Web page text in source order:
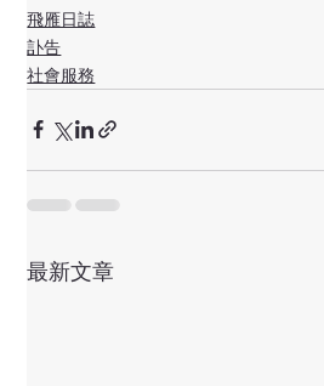
飛雁日誌
訃告
社會服務
最新文章